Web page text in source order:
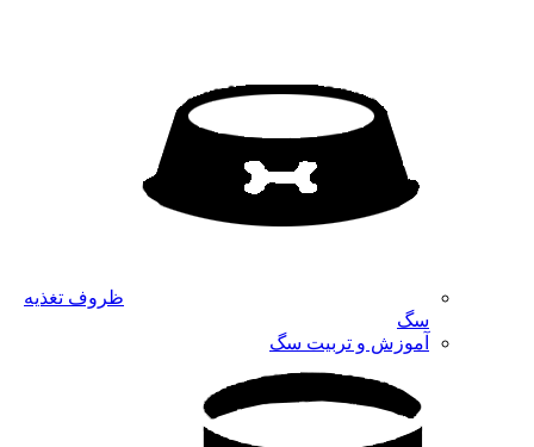
ظروف تغذیه
سگ
آموزش و تربیت سگ